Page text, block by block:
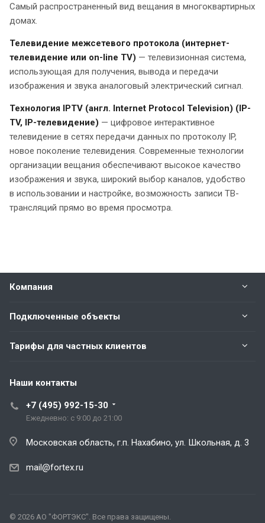
Самый распространенный вид вещания в многоквартирных
домах.
Телевидение межсетевого протокола (интернет-
телевидение или on-line TV) — телевизионная система,
использующая для получения, вывода и передачи
изображения и звука аналоговый электрический сигнал.
Технология IPTV (англ. Internet Protocol Television) (IP-
TV, IP-телевидение) — цифровое интерактивное
телевидение в сетях передачи данных по протоколу IP,
новое поколение телевидения. Современные технологии
организации вещания обеспечивают высокое качество
изображения и звука, широкий выбор каналов, удобство
в использовании и настройке, возможность записи ТВ-
трансляций прямо во время просмотра.
Компания
Подключенные объекты
Тарифы для частных клиентов
Наши контакты
+7 (495) 992-15-30
Ежедневно: с 9:00 до 21:00
Московская область, г.п. Нахабино, ул. Школьная, д. 3
mail@fortex.ru
© 2026 АО "ФОРТЭКС". Все права защищены.